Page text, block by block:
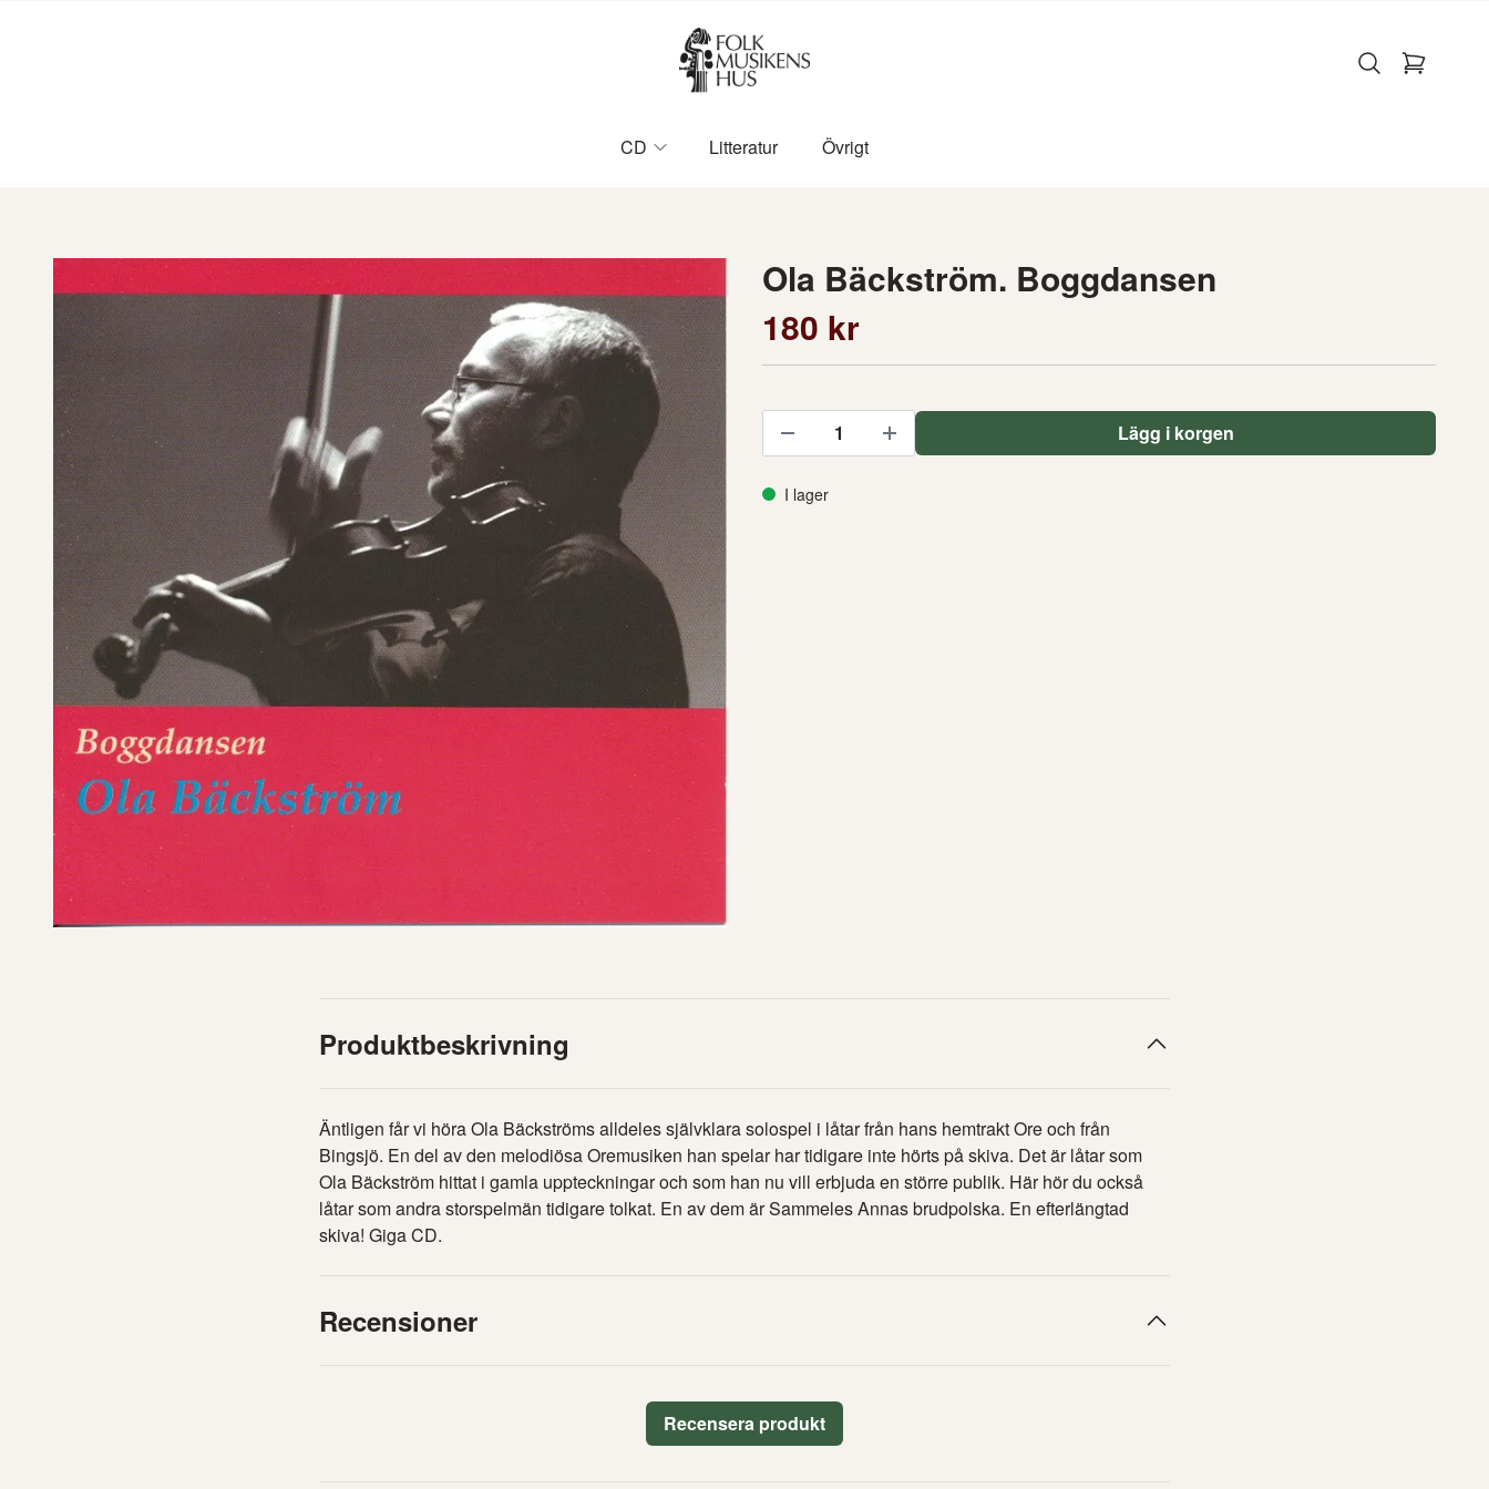
CD Litteratur Övrigt
Ola Bäckström. Boggdansen
180 kr
Lägg i korgen
I lager
Produktbeskrivning
Äntligen får vi höra Ola Bäckströms alldeles självklara solospel i låtar från hans hemtrakt Ore och från
Bingsjö. En del av den melodiösa Oremusiken han spelar har tidigare inte hörts på skiva. Det är låtar som
Ola Bäckström hittat i gamla uppteckningar och som han nu vill erbjuda en större publik. Här hör du också
låtar som andra storspelmän tidigare tolkat. En av dem är Sammeles Annas brudpolska. En efterlängtad
skiva! Giga CD.
Recensioner
Recensera produkt